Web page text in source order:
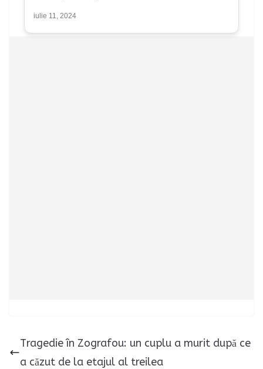
iulie 11, 2024
Tragedie în Zografou: un cuplu a murit după ce
a căzut de la etajul al treilea